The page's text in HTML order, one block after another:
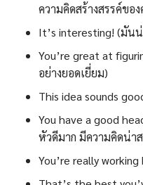
ความคิดสร้างสรรค์ขอ
It’s interesting! (มัน
You’re great at
อย่างยอดเยี่ยม)
This idea sounds
You have a good
หัวดีมาก มีความคิดน่า
You’re really